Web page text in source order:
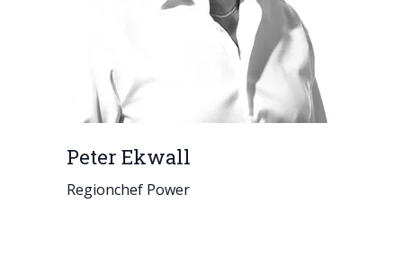
Peter Ekwall
Regionchef Power